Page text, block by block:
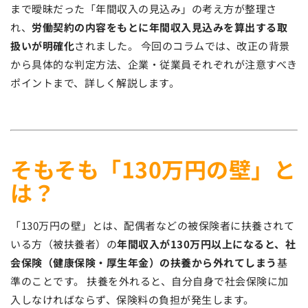
まで曖昧だった「年間収入の見込み」の考え方が整理さ
れ、 労働契約の内容をもとに年間収入見込みを算出する取
扱いが明確化されました。 今回のコラムでは、改正の背景
から具体的な判定方法、企業・従業員それぞれが注意すべき
ポイントまで、詳しく解説します。
そもそも「130万円の壁」と
は？
「130万円の壁」とは、配偶者などの被保険者に扶養されて
いる方（被扶養者）の年間収入が130万円以上になると、社
会保険（健康保険・厚生年金）の扶養から外れてしまう基
準のことです。 扶養を外れると、自分自身で社会保険に加
入しなければならず、保険料の負担が発生します。